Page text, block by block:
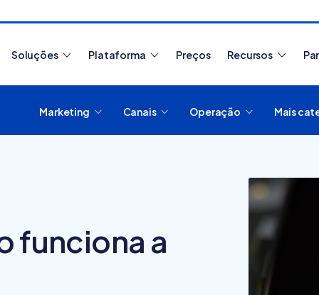
Soluções Plataforma Preços Recursos
Marketing Canais Operação Mais
funciona a